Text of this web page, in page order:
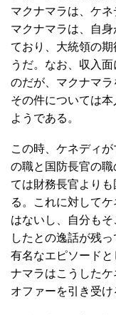
マクナマラは、ケネ
マクナマラは、自
ており、大統領の
うだ。なお、収入
のだが、マクナマラ
その件については
ようである。
この時、ケネディ
の職と国防長官の
ては財務長官より
る。これに対して
はないし、自分も
したとの逸話が残
有名なエピソード
ナマラはこうしたケ
オファーを引き受け